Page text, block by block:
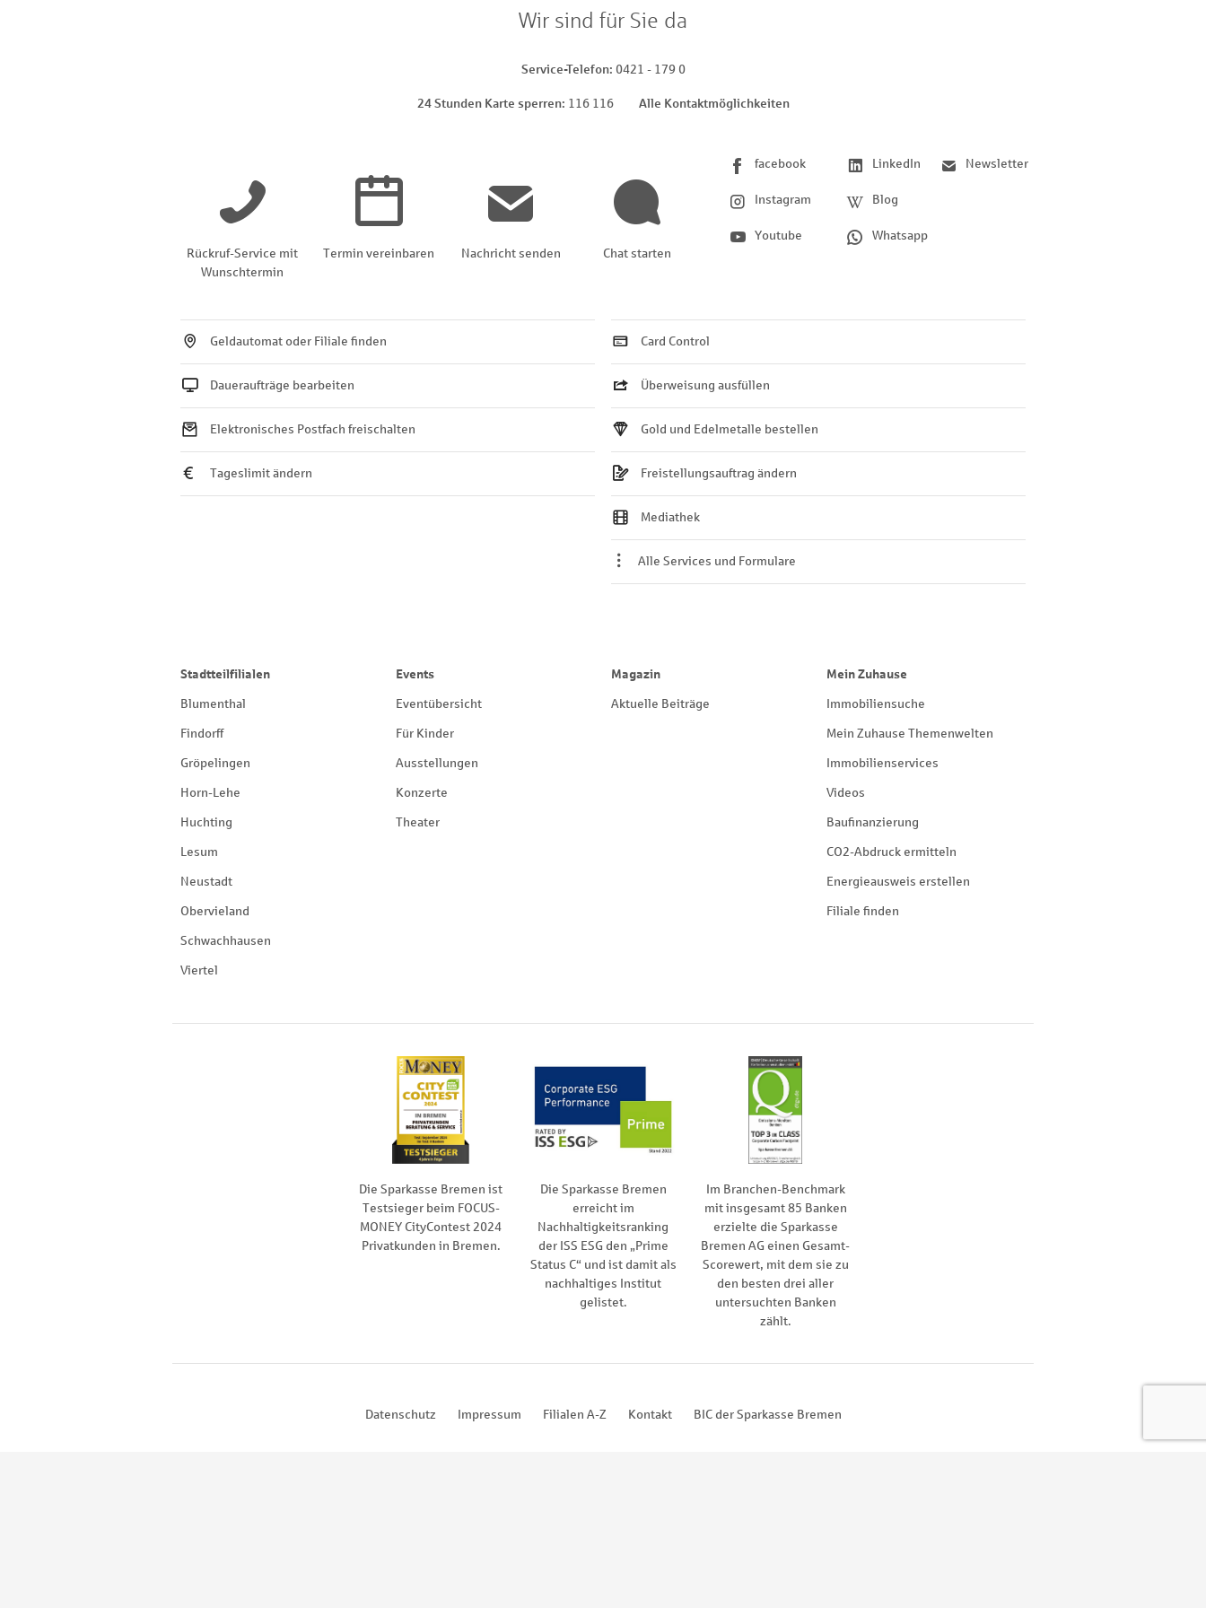
Wir sind für Sie da
Service-Telefon 0421 - 179 0
24 Stunden Karte sperren 116 116 Alle Kontaktmöglichkeiten
Rückruf-Service mit
Wunschtermin
Termin vereinbaren Nachricht senden Chat starten
facebook
Instagram
Youtube
LinkedIn
Blog
Whatsapp
Newsletter
Geldautomat oder Filiale finden
Daueraufträge bearbeiten
Elektronisches Postfach freischalten
Tageslimit ändern
Card Control
Überweisung ausfüllen
Gold und Edelmetalle bestellen
Freistellungsauftrag ändern
Mediathek
Alle Services und Formulare
Stadtteilfilialen
Blumenthal
Findorff
Gröpelingen
Horn-Lehe
Huchting
Lesum
Neustadt
Obervieland
Schwachhausen
Viertel
Events
Eventübersicht
Für Kinder
Ausstellungen
Konzerte
Theater
Magazin
Aktuelle Beiträge
Mein Zuhause
Immobiliensuche
Mein Zuhause Themenwelten
Immobilienservices
Videos
Baufinanzierung
CO2-Abdruck ermitteln
Energieausweis erstellen
Filiale finden
Die Sparkasse Bremen ist
Testsieger beim FOCUS-
MONEY CityContest 2024
Privatkunden in Bremen.
Die Sparkasse Bremen
erreicht im
Nachhaltigkeitsranking
der ISS ESG den „Prime
Status C“ und ist damit als
nachhaltiges Institut
gelistet.
Im Branchen-Benchmark
mit insgesamt 85 Banken
erzielte die Sparkasse
Bremen AG einen Gesamt-
Scorewert, mit dem sie zu
den besten drei aller
untersuchten Banken
zählt.
Datenschutz Impressum Filialen A-Z Kontakt BIC der Sparkasse Bremen